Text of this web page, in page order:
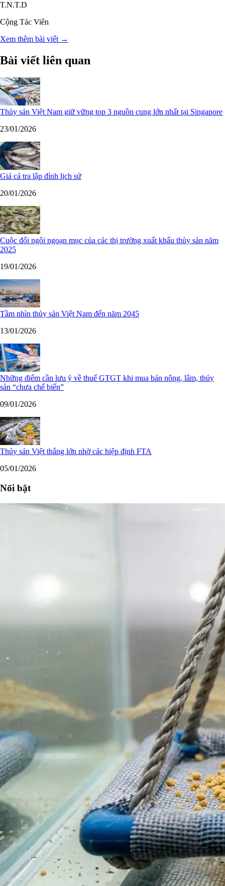
T.N.T.D
Cộng Tác Viên
Xem thêm bài viết →
Bài viết liên quan
Thủy sản Việt Nam giữ vững top 3 nguồn cung lớn nhất tại Singapore
23/01/2026
Giá cá tra lập đỉnh lịch sử
20/01/2026
Cuộc đổi ngôi ngoạn mục của các thị trường xuất khẩu thủy sản năm
2025
19/01/2026
Tầm nhìn thủy sản Việt Nam đến năm 2045
13/01/2026
Những điểm cần lưu ý về thuế GTGT khi mua bán nông, lâm, thủy
sản “chưa chế biến”
09/01/2026
Thủy sản Việt thắng lớn nhờ các hiệp định FTA
05/01/2026
Nổi bật